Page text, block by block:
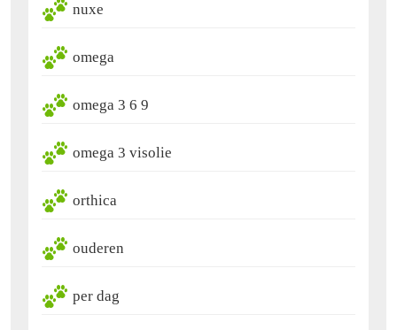
nuxe
omega
omega 3 6 9
omega 3 visolie
orthica
ouderen
per dag